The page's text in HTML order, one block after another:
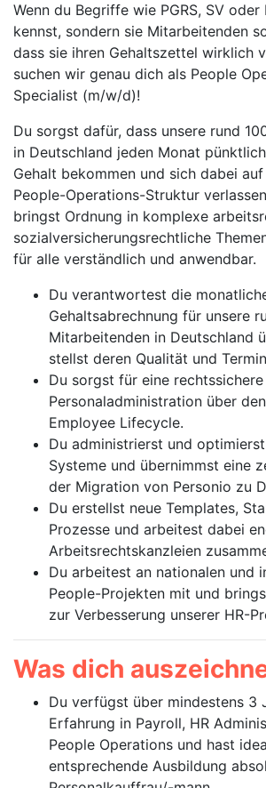
Wenn du Begriffe wie PGRS, SV
kennst, sondern sie Mitarbeitenden
dass sie ihren Gehaltszettel wirklich
suchen wir genau dich als People
Specialist (m/w/d)!
Du sorgst dafür, dass unsere rund
in Deutschland jeden Monat
Gehalt bekommen und sich dabei
People-Operations-Struktur
bringst Ordnung in komplexe
sozialversicherungsrechtliche
für alle verständlich und anwendbar.
Du verantwortest die
Gehaltsabrechnung für unsere
Mitarbeitenden in Deutschland
stellst deren Qualität und
Du sorgst für eine
Personaladministration über
Employee Lifecycle.
Du administrierst und
Systeme und übernimmst eine
der Migration von Personio zu
Du erstellst neue Templates,
Prozesse und arbeitest dabei
Arbeitsrechtskanzleien
Du arbeitest an nationalen und
People-Projekten mit und
zur Verbesserung unserer HR-
Was dich
Du verfügst über mindestens 3
Erfahrung in Payroll, HR
People Operations und hast
entsprechende Ausbildung